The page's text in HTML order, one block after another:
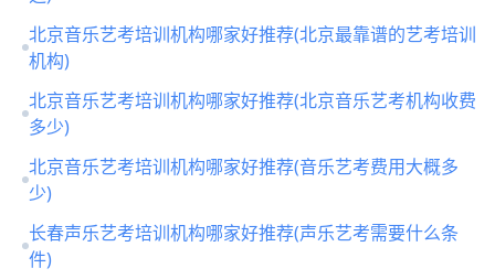
北京音乐艺考培训机构哪家好推荐(北京最靠谱的艺考培训
机构)
北京音乐艺考培训机构哪家好推荐(北京音乐艺考机构收费
多少)
北京音乐艺考培训机构哪家好推荐(音乐艺考费用大概多
少)
长春声乐艺考培训机构哪家好推荐(声乐艺考需要什么条
件)